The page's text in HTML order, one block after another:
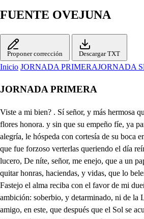
FUENTE OVEJUNA
Proponer corrección Descargar TXT
Inicio JORNADA PRIMERAJORNADA
JORNADA PRIMERA
Viste a mi bien? . Sí señor, y más hermosa que el Alba, a quien hace dulce salva el sonoroso rumor de las Aves, cuando ostenta en piélagos de escarlata, inundaciones de plata, con que la selva alimenta. Donde sus flores honora. y sin que su empeño fíe, ya parece que se tre, y ya parece que llora. Y entre llorar, y reír, tribura en bellos candores, aljósares a las flores, y celajas al zafir. Así Flor viendo el papel, en reesproca alegría, le hóspeda con cortesía de su boca en el clavel, Y entre tiernos desenoyos cambia su tosco candor en dulte venda de amor, pues que letoca en los ojos. Los cuales, por competir enn el derremar mil perlas, que fue forzoso verterlas queriendo el día reír rió el día, rio señor, Flos, que a tu amor corresponde, y este a tu papel responde candidásimo favor. Oh soberano despojo de la gloria que venero, M y de su esfera lucero, De níte, señor, me enejo, que a un papel, que en conclusin es hecho de mil harapos, tiras remiendos y trapos le den tanta ostentación, Quiero leer, no me impidas Que un papel pueda bastar tan solamente a quitar honras, haciendas, y vidas, que lo belen, que lo adoren, que lo ensalcen, y sulimen, que lo quieren, que lo astimen, que lo guarden, que lo doren, por Dios que parece sueño. Ya he leido. . Qué te escribes Fastejo el alma reciba con el favor de mi dueño. Mis deseos agradece, mi perseverancia anima, mis esperanzas estima, y temiendo el atrevimiento del Comendador, intento acertado; porque ya declarado en su ambición: soberbio, y detarminado, ni de la Ley obligado, ni sujeto a la razón, pone al Lugar cada día mil tributos, y en rigos quita a todos el honoz, dando rienda a su osadía. No le he visto, por mi mal, y avisare, amigo, en este, que después que el Sol se acuesta en túmulos de cristal; vaya a la Quinta, tú pues, ve a avisar. . Caso extramado. Porque no esté con cuidados que yo partiré después. Manda, que un rocín me den, para que luego camine, porque la mula en que vite es tal, que cuantos la ven no saben si es mula; ya tr otaba tirando así los respingos por